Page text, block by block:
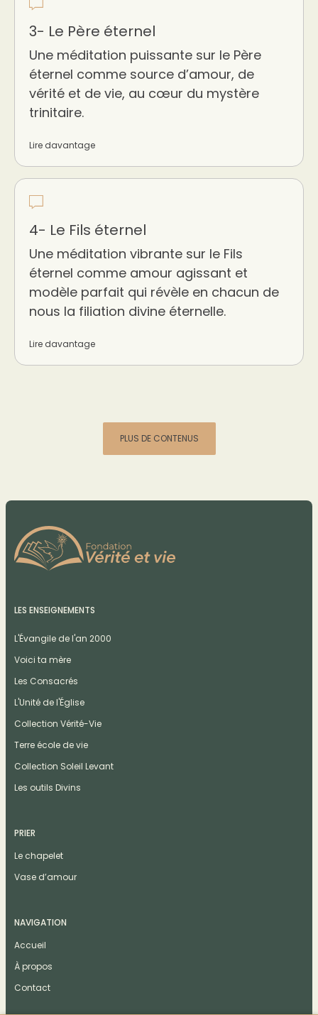
3- Le Père éternel
Une méditation puissante sur le Père
éternel comme source d’amour, de
vérité et de vie, au cœur du mystère
trinitaire.
Lire davantage
4- Le Fils éternel
Une méditation vibrante sur le Fils
éternel comme amour agissant et
modèle parfait qui révèle en chacun de
nous la filiation divine éternelle.
Lire davantage
PLUS DE CONTENUS
LES ENSEIGNEMENTS
L'Évangile de l'an 2000
Voici ta mère
Les Consacrés
L'Unité de l'Église
Collection Vérité-Vie
Terre école de vie
Collection Soleil Levant
Les outils Divins
PRIER
Le chapelet
Vase d’amour
NAVIGATION
Accueil
À propos
Contact